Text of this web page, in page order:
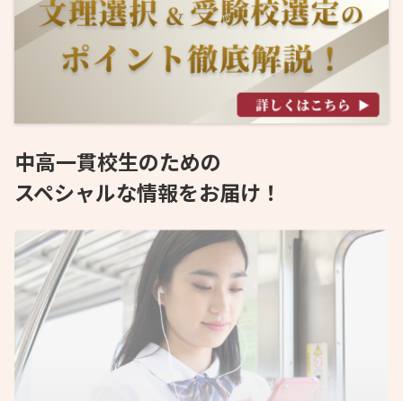
中高一貫校生のための
スペシャルな情報をお届け！